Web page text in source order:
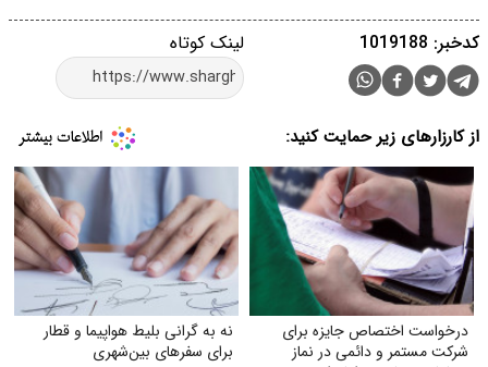
لینک کوتاه کدخبر: 1019188
از کارزارهای زیر حمایت کنید:
درخواست اختصاص جایزه برای
شرکت مستمر و دائمی در نماز
نه به گرانی بلیط هواپیما و قطار
برای سفرهای بین‌شهری